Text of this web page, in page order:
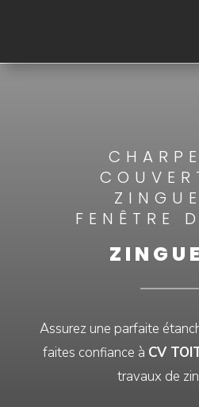
FENÊTRE
Assurez une parfaite
faites confiance à CV
travaux de